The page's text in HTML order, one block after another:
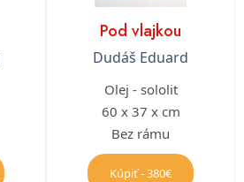
Pod vlajkou
Dudáš Eduard
Olej - sololit
60 x 37 x cm
Bez rámu
Kúpiť - 380€